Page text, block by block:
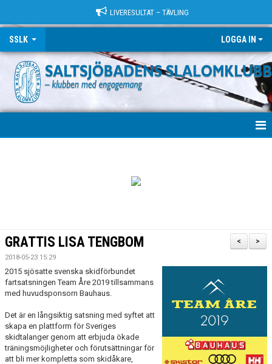
LIVERESULTAT – TÄVLING
SSLK LOGGA IN
TÄVLING
KALENDER
DOKUMENT
KONTAKT
>
<
GRATTIS LISA TENGBOM
2018-05-23 15:29
2015 sjösatte svenska skidförbundet
fartsatsningen Team Åre 2019 tillsammans
med huvudsponsorn Bauhaus.
Det är en långsiktig satsning med syftet att
skapa en plattform för Sveriges
skidtalanger genom att erbjuda ökade
träningsmöjligheter och förutsättningar för
att bli mer kompletta som skidåkare,